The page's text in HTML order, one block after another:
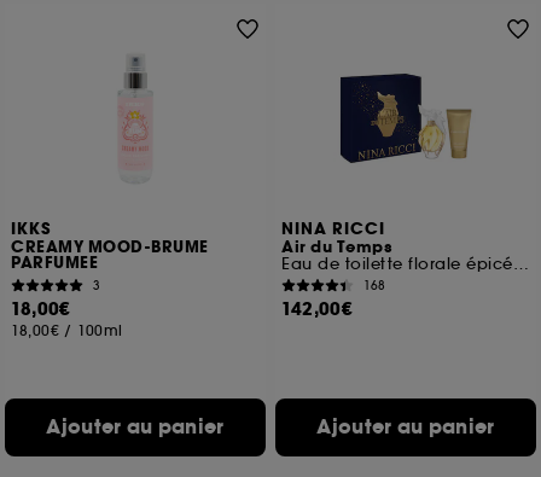
IKKS
CREAMY MOOD-BRUME
PARFUMEE
3
18,00€
18,00€ / 100ml
Ajouter au panier
NINA RICCI
Air du Temps
Eau de toilette florale épicée et lait pour le corps
168
142,00€
Ajouter au panier